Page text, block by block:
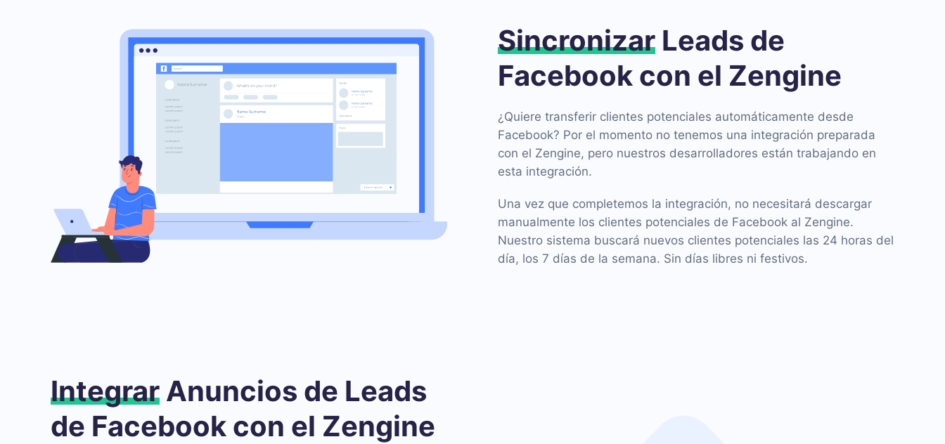
Sincronizar Leads de
Facebook con el Zengine
¿Quiere transferir clientes potenciales automáticamente desde
Facebook? Por el momento no tenemos una integración preparada
con el Zengine, pero nuestros desarrolladores están trabajando en
esta integración.
Una vez que completemos la integración, no necesitará descargar
manualmente los clientes potenciales de Facebook al Zengine.
Nuestro sistema buscará nuevos clientes potenciales las 24 horas del
día, los 7 días de la semana. Sin días libres ni festivos.
Integrar Anuncios de Leads
de Facebook con el Zengine